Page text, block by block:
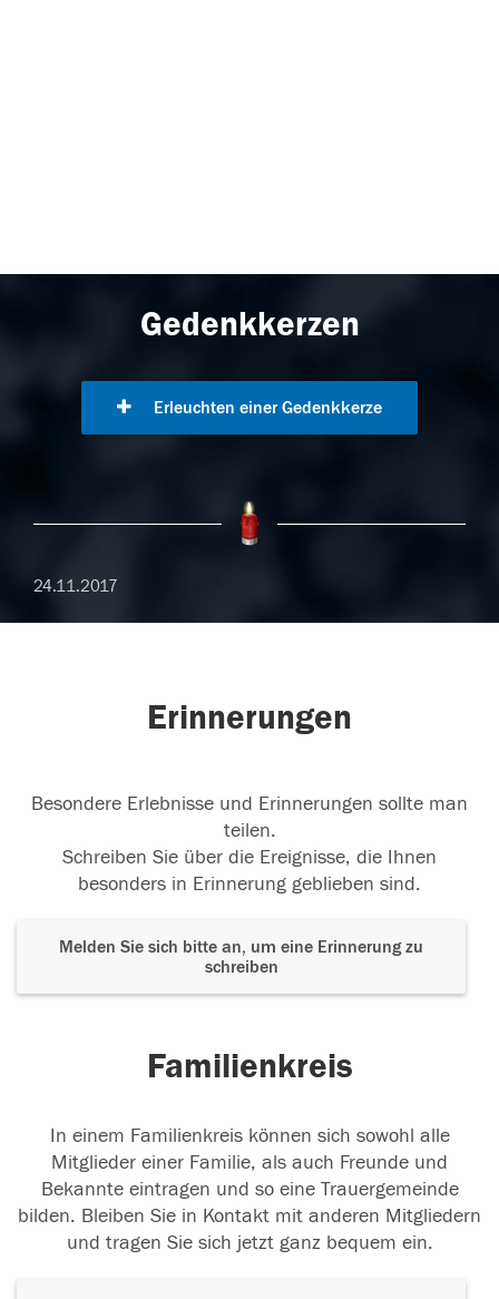
Gedenkkerzen
Erleuchten einer Gedenkkerze
24.11.2017
Erinnerungen
Besondere Erlebnisse und Erinnerungen sollte man
teilen.
Schreiben Sie über die Ereignisse, die Ihnen
besonders in Erinnerung geblieben sind.
Melden Sie sich bitte an, um eine Erinnerung zu
schreiben
Familienkreis
In einem Familienkreis können sich sowohl alle
Mitglieder einer Familie, als auch Freunde und
Bekannte eintragen und so eine Trauergemeinde
bilden. Bleiben Sie in Kontakt mit anderen Mitgliedern
und tragen Sie sich jetzt ganz bequem ein.